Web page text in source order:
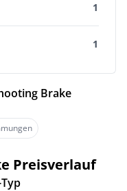
1
1
Brake
Preisverlauf